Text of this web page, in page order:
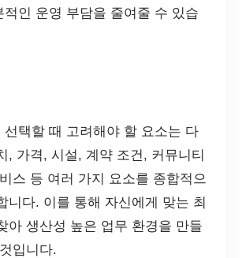
적인 운영 부담을 줄여줄 수 있습
선택할 때 고려해야 할 요소는 다
, 가격, 시설, 계약 조건, 커뮤니티
스 등 여러 가지 요소를 종합적으
니다. 이를 통해 자신에게 맞는 최
아 생산성 높은 업무 환경을 만들
입니다.